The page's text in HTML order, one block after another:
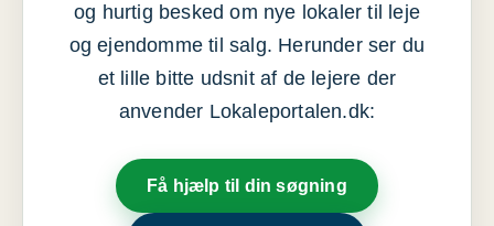
og hurtig besked om nye lokaler til leje
og ejendomme til salg. Herunder ser du
et lille bitte udsnit af de lejere der
anvender Lokaleportalen.dk:
Få hjælp til din søgning